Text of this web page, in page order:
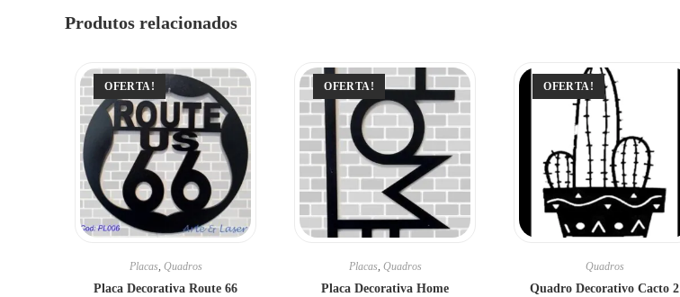
Produtos relacionados
OFERTA!
Placas, Quadros
Placa Decorativa Route 66
OFERTA!
Placas, Quadros
Placa Decorativa Home
OFERTA!
Quadros
Quadro Decorativo Cacto 2